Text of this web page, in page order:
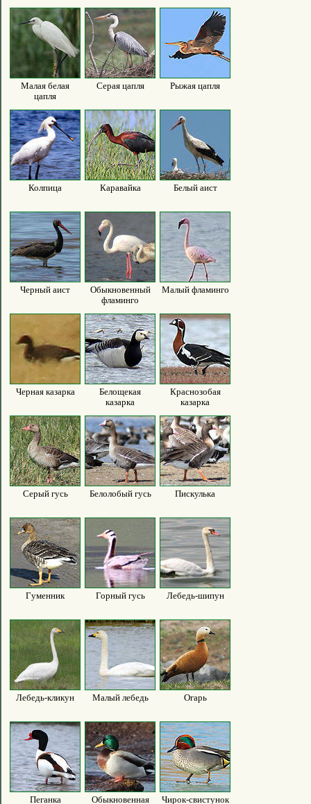
Малая белая
цапля
Серая цапля Рыжая цапля
Колпица Каравайка Белый аист
Черный аист
Обыкновенный
фламинго
Малый фламинго
Черная казарка
Белощекая
казарка
Краснозобая
казарка
Серый гусь Белолобый гусь Пискулька
Гуменник Горный гусь Лебедь-шипун
Лебедь-кликун Малый лебедь Огарь
Пеганка Обыкновенная Чирок-свистунок